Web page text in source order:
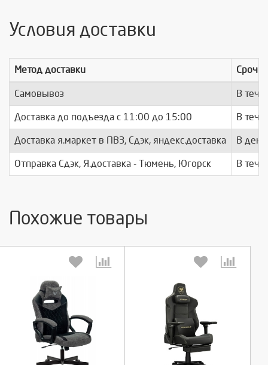
Условия доставки
Метод доставки
Самовывоз В
Доставка до подъезда c 11:00 до 15:00 В
Доставка я.маркет в ПВЗ, Сдэк, яндекс.доставка В день
Отправка Сдэк, Я.доставка - Тюмень, Югорск В
Похожие товары
Выберите количество: Выберите количество: